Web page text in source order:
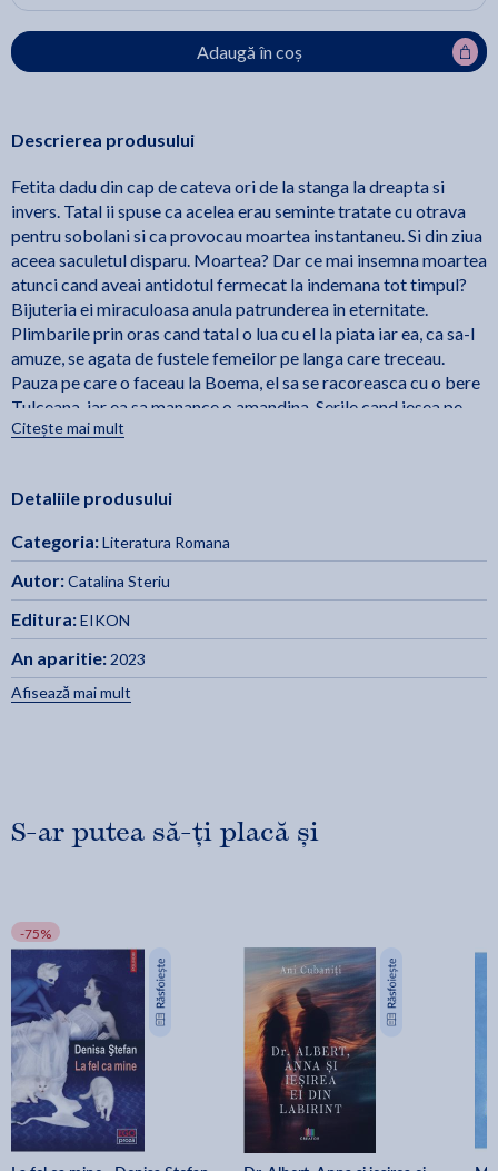
Adaugă în coș
Descrierea produsului
Fetita dadu din cap de cateva ori de la stanga la dreapta si
invers. Tatal ii spuse ca acelea erau seminte tratate cu otrava
pentru sobolani si ca provocau moartea instantaneu. Si din ziua
aceea saculetul disparu. Moartea? Dar ce mai insemna moartea
atunci cand aveai antidotul fermecat la indemana tot timpul?
Bijuteria ei miraculoasa anula patrunderea in eternitate.
Plimbarile prin oras cand tatal o lua cu el la piata iar ea, ca sa-l
amuze, se agata de fustele femeilor pe langa care treceau.
Pauza pe care o faceau la Boema, el sa se racoreasca cu o bere
Tulceana, iar ea sa manance o amandina. Serile cand iesea pe
strada din zece in zece minute si le urmarea cum se jucau pe ea
iesita exceptional din matca si care reflecta bucati de cer. -
Citește mai mult
Detaliile produsului
Categoria:Literatura Romana
Autor:Catalina Steriu
Editura:EIKON
An aparitie: 2023
Afisează mai mult
S-ar putea să-ți placă și
-75%